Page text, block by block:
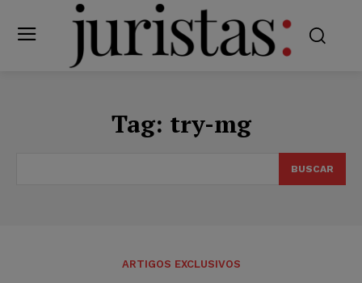
Tag: try-mg
BUSCAR
ARTIGOS EXCLUSIVOS